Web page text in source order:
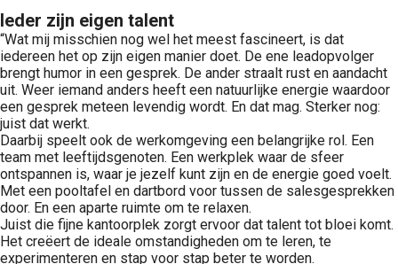
Ieder zijn eigen talent
“Wat mij misschien nog wel het meest fascineert, is dat
iedereen het op zijn eigen manier doet. De ene leadopvolger
brengt humor in een gesprek. De ander straalt rust en aandacht
uit. Weer iemand anders heeft een natuurlijke energie waardoor
een gesprek meteen levendig wordt. En dat mag. Sterker nog:
juist dat werkt.
Daarbij speelt ook de werkomgeving een belangrijke rol. Een
team met leeftijdsgenoten. Een werkplek waar de sfeer
ontspannen is, waar je jezelf kunt zijn en de energie goed voelt.
Met een pooltafel en dartbord voor tussen de salesgesprekken
door. En een aparte ruimte om te relaxen.
Juist die fijne kantoorplek zorgt ervoor dat talent tot bloei komt.
Het creëert de ideale omstandigheden om te leren, te
experimenteren en stap voor stap beter te worden.